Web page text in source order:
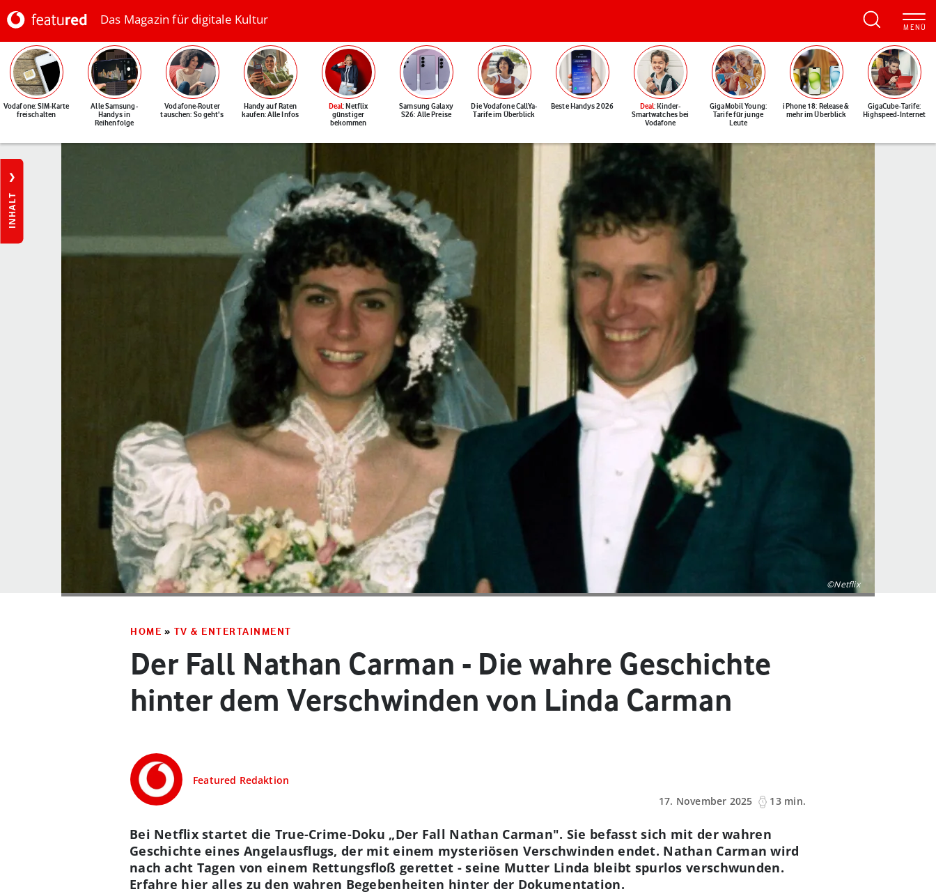
Das Magazin für digitale Kultur
Vodafone: SIM-Karte
freischalten
Alle Samsung-
Handys in
Reihenfolge
Vodafone-Router
tauschen: So geht's
Handy auf Raten
kaufen: Alle Infos
Deal: Netflix
günstiger
bekommen
Samsung Galaxy
S26: Alle Preise
Die Vodafone CallYa-
Tarife im Überblick
Beste Handys 2026 Deal: Kinder-
Smartwatches bei
Vodafone
GigaMobil Young:
Tarife für junge
Leute
iPhone 18: Release &
mehr im Überblick
GigaCube-Tarife:
Highspeed-Internet
INHALT
©Netflix
HOME » TV & ENTERTAINMENT
Der Fall Nathan Carman - Die wahre Geschichte
hinter dem Verschwinden von Linda Carman
Featured Redaktion
17. November 2025
13 min.
Bei Netflix startet die True-Crime-Doku „Der Fall Nathan Carman". Sie befasst sich mit der wahren
Geschichte eines Angelausflugs, der mit einem mysteriösen Verschwinden endet. Nathan Carman wird
nach acht Tagen von einem Rettungsfloß gerettet - seine Mutter Linda bleibt spurlos verschwunden.
Erfahre hier alles zu den wahren Begebenheiten hinter der Dokumentation.